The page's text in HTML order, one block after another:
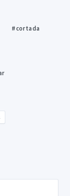
#cortada